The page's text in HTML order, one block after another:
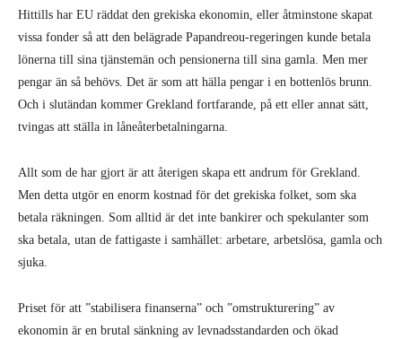
Hittills har EU räddat den grekiska ekonomin, eller åtminstone skapat
vissa fonder så att den belägrade Papandreou-regeringen kunde betala
lönerna till sina tjänstemän och pensionerna till sina gamla. Men mer
pengar än så behövs. Det är som att hälla pengar i en bottenlös brunn.
Och i slutändan kommer Grekland fortfarande, på ett eller annat sätt,
tvingas att ställa in låneåterbetalningarna.
Allt som de har gjort är att återigen skapa ett andrum för Grekland.
Men detta utgör en enorm kostnad för det grekiska folket, som ska
betala räkningen. Som alltid är det inte bankirer och spekulanter som
ska betala, utan de fattigaste i samhället: arbetare, arbetslösa, gamla och
sjuka.
Priset för att ”stabilisera finanserna” och ”omstrukturering” av
ekonomin är en brutal sänkning av levnadsstandarden och ökad